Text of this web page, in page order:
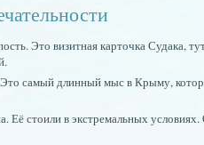
Это визитная карточка Судака,
самый длинный мыс в Крыму,
Её стоили в экстремальных